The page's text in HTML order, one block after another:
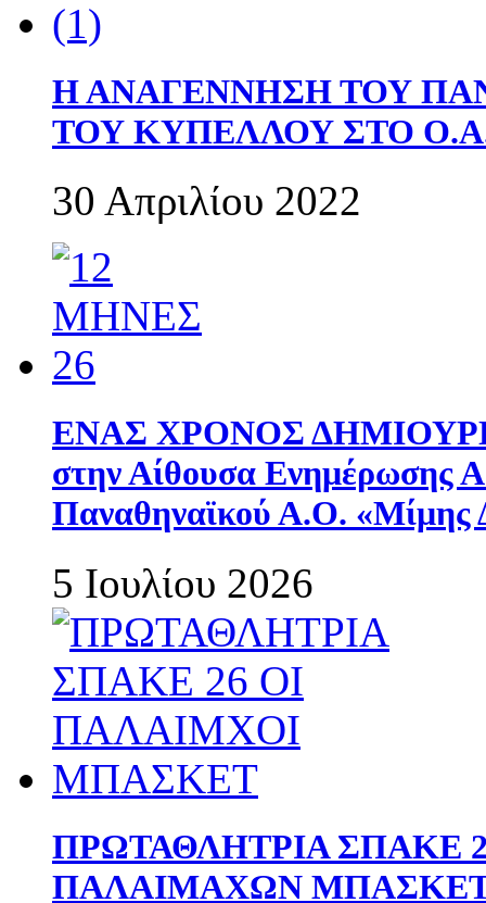
Η ΑΝΑΓΕΝΝΗΣΗ ΤΟΥ
ΤΟΥ ΚΥΠΕΛΛΟΥ ΣΤΟ
30 Απριλίου 2022
ΕΝΑΣ ΧΡΟΝΟΣ
στην Αίθουσα Ενημέρωσης
Παναθηναϊκού Α.Ο. «Μίμης
5 Ιουλίου 2026
ΠΡΩΤΑΘΛΗΤΡΙΑ ΣΠΑΚΕ
ΠΑΛΑΙΜΑΧΩΝ